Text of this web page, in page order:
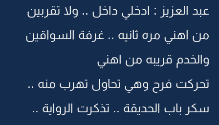
عبد العزيز : ادخلي داخل .. ولا تقربين
من اهني مره ثانيه .. غرفة السواقين
والخدم قريبه من اهني
تحركت فرح وهي تحاول تهرب منه ..
سكر باب الحديقة .. تذكرت الرواية ..